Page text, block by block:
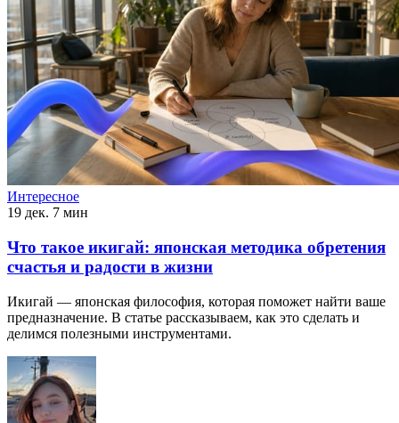
Интересное
19 дек. 7 мин
Что такое икигай: японская методика обретения
счастья и радости в жизни
Икигай — японская философия, которая поможет найти ваше
предназначение. В статье рассказываем, как это сделать и
делимся полезными инструментами.